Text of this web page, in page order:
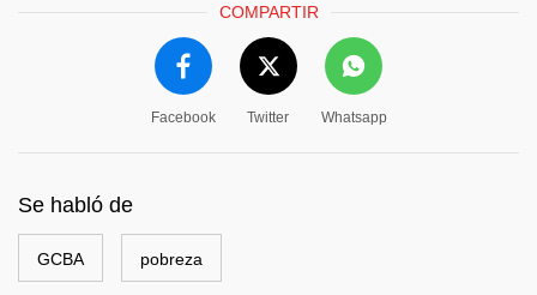
COMPARTIR
Facebook Twitter Whatsapp
Se habló de
GCBA pobreza